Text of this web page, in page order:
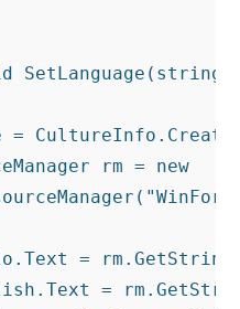
SetLanguage(string
=
rm = new
=
=